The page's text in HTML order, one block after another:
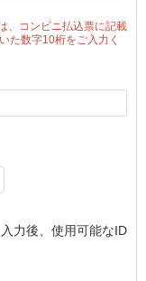
、コンビニ払込票に記載
た数字10桁をご入力く
力後、使用可能なID